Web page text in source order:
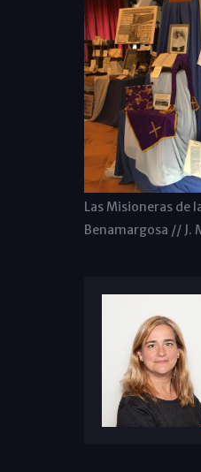
Las Misioneras de
Benamargosa // J.